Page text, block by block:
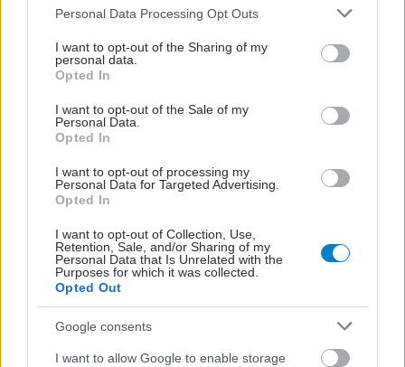
Please note that this website/app uses one or more Google
not limited to your visit or usage behaviour. You may click to
grant or deny consent to Google and its third-party tags to
use your data for below specified purposes in below Google
consent section.
Personal Data Processing Opt Outs
I want to opt-out of the Sharing of my
personal data.
Opted In
I want to opt-out of the Sale of my
Personal Data.
Opted In
I want to opt-out of processing my
Personal Data for Targeted Advertising.
Opted In
I want to opt-out of Collection, Use,
Retention, Sale, and/or Sharing of my
Personal Data that Is Unrelated with the
Purposes for which it was collected.
Opted Out
Google consents
I want to allow Google to enable storage